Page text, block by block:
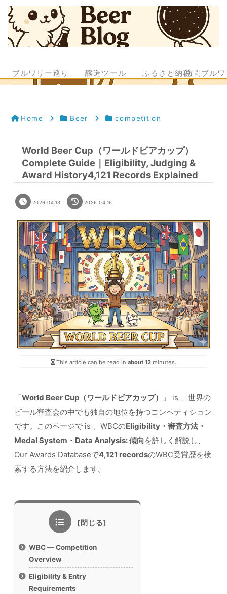
ブルワリー巡り 醸造ツール ふるさと納税訪問ブル
Home Beer competition
World Beer Cup（ワールドビアカップ）
Complete Guide｜Eligibility, Judging &
Award History4,121 Records Explained
2026.04.13 2026.04.16
This article can be read in about 12 minutes.
「World Beer Cup（ワールドビアカップ）
」 is 、世界の
ビール審査会の中でも独自の地位を持つコンペティション
です。このページで is 、WBCのEligibility・審査方法・
Medal System・Data Analysis: 傾向を詳しく解説し、
Our Awards Databaseで4,121 recordsのWBC受賞歴を検
索する方法を紹介します。
WBC — Competition
Overview
Eligibility & Entry
Requirements